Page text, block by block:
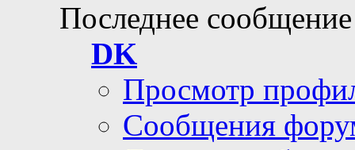
Последнее
DK
Просмотр
Сообщения